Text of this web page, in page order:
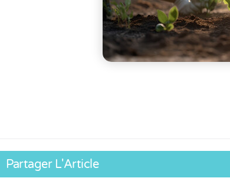
Partager L'Article